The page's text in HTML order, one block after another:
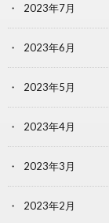
2023年7月
2023年6月
2023年5月
2023年4月
2023年3月
2023年2月